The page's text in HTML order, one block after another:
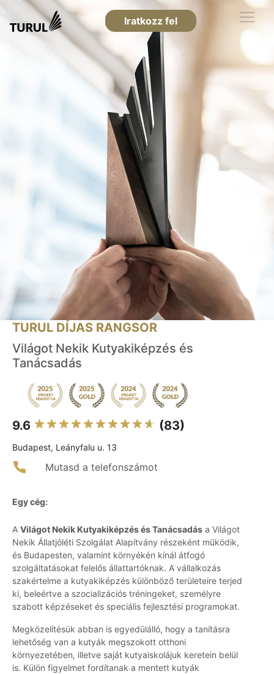
Iratkozz fel
TURUL DÍJAS RANGSOR
Világot Nekik Kutyakiképzés és
Tanácsadás
9.6 (83)
Budapest, Leányfalu u. 13
Mutasd a telefonszámot
Egy cég:
A Világot Nekik Kutyakiképzés és Tanácsadás a Világot
Nekik Állatjóléti Szolgálat Alapítvány részeként működik,
és Budapesten, valamint környékén kínál átfogó
szolgáltatásokat felelős állattartóknak. A vállalkozás
szakértelme a kutyakiképzés különböző területeire terjed
ki, beleértve a szocializációs tréningeket, személyre
szabott képzéseket és speciális fejlesztési programokat.
Megközelítésük abban is egyedülálló, hogy a tanításra
lehetőség van a kutyák megszokott otthoni
környezetében, illetve saját kutyaiskolájuk keretein belül
is. Külön figyelmet fordítanak a mentett kutyák